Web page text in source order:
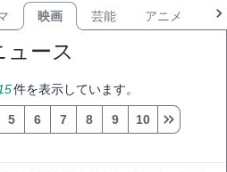
映画 芸能 アニメ
ュース
15件を表示しています。
5 6 7 8 9 10